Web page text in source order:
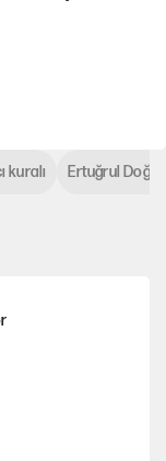
kuralı Ertuğrul